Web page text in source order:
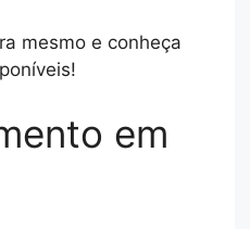
mesmo e conheça
em